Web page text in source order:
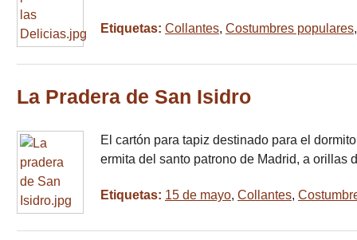
Etiquetas: Collantes, Costumbres populares,
La Pradera de San Isidro
El cartón para tapiz destinado para el
ermita del santo patrono de Madrid, a orillas
Etiquetas: 15 de mayo, Collantes,